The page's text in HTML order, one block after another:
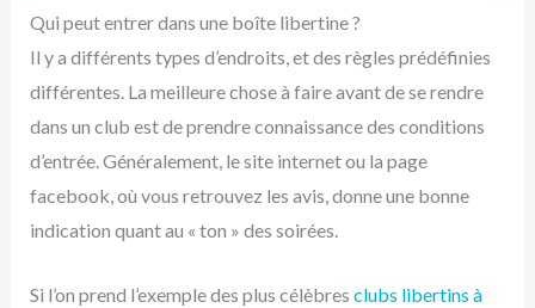
Qui peut entrer dans une boîte libertine ?
Il y a différents types d’endroits, et des règles prédéfinies
différentes. La meilleure chose à faire avant de se rendre
dans un club est de prendre connaissance des conditions
d’entrée. Généralement, le site internet ou la page
facebook, où vous retrouvez les avis, donne une bonne
indication quant au « ton » des soirées.
Si l’on prend l’exemple des plus célèbres clubs libertins à